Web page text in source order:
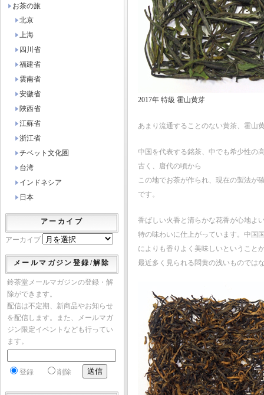
2017年 特級 霍山黄芽
あまり流通することのない黄茶、霍山
中国を代表する銘茶、中でも希少性の
古く、唐代の頃から
この地でお茶が作られ、現在の製法が
です。
香ばしい火香と清らかな花香が心地よ
特の味わいに仕上がっています。中国
によりも香りよく美味しいということ
最近多く見られる悶黄の浅いものでは
お茶の旅
北京
上海
四川省
福建省
雲南省
安徽省
陜西省
江蘇省
浙江省
チベット文化圏
台湾
インドネシア
日本
アーカイブ
アーカイブ
メールマガジン登録/解除
鈴茶堂メールマガジンの登録・解
除ができます。
配信は不定期、新商品やお知らせ
を配信します。また、メールマガ
ジン限定イベントなども行ってい
ます。
登録 削除